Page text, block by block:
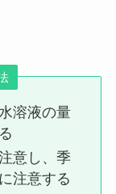
溶液の量
意し、季
注意する